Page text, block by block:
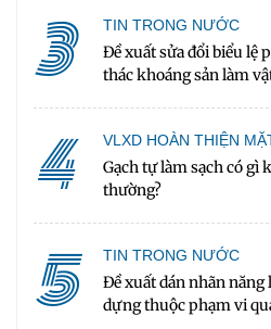
3 TIN TRONG NƯỚC
Đề xuất sửa đổi biểu lệ
thác khoáng sản làm
4 VLXD HOÀN THIỆN
Gạch tự làm sạch có gì
thường?
5 TIN TRONG NƯỚC
Đề xuất dán nhãn
dựng thuộc phạm vi